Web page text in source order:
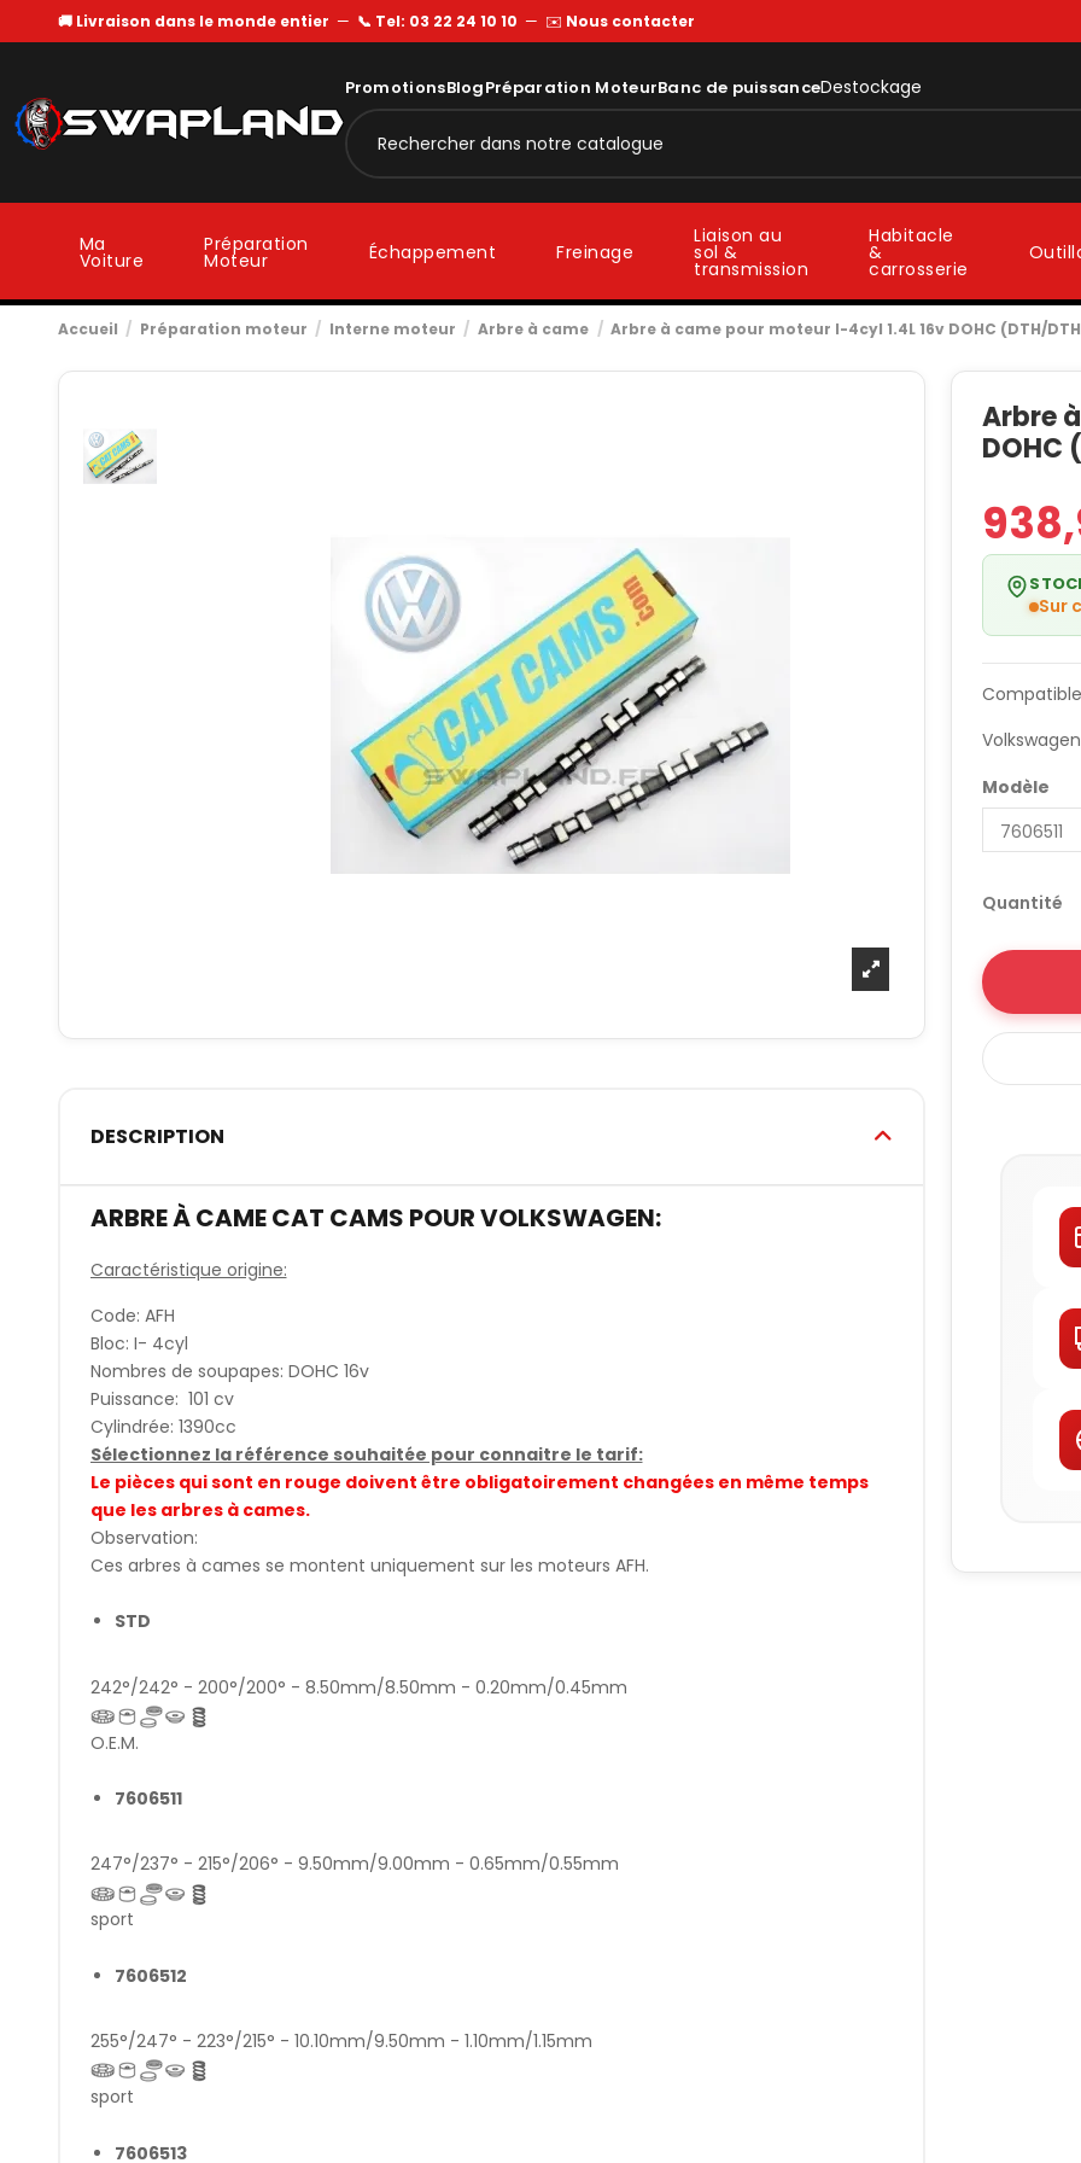
🚚 Livraison dans le monde entier — 📞 Tel: 03 22 24 10 10 — ✉️ Nous contacter
PromotionsBlogPréparation MoteurBanc de puissanceDestockage
Ma
Voiture
Préparation
Moteur Échappement Freinage
Liaison au
sol &
transmission
Habitacle
&
carrosserie
Accueil Préparation moteur Interne moteur Arbre à came Arbre à came pour moteur I-4cyl 1.4L 16v DOHC (DTH/
DESCRIPTION
ARBRE À CAME CAT CAMS POUR VOLKSWAGEN:
Caractéristique origine:
Code: AFH
Bloc: I- 4cyl
Nombres de soupapes: DOHC 16v
Puissance: 101 cv
Cylindrée: 1390cc
Sélectionnez la référence souhaitée pour connaitre le tarif:
Le pièces qui sont en rouge doivent être obligatoirement changées en même temps
que les arbres à cames.
Observation:
Ces arbres à cames se montent uniquement sur les moteurs AFH.
STD
242°/242° - 200°/200° - 8.50mm/8.50mm - 0.20mm/0.45mm
O.E.M.
7606511
247°/237° - 215°/206° - 9.50mm/9.00mm - 0.65mm/0.55mm
sport
7606512
255°/247° - 223°/215° - 10.10mm/9.50mm - 1.10mm/1.15mm
sport
7606513
Arbre
DOHC
Sur
Modèle
Quantité